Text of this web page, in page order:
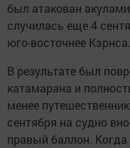
был атакован
случилась еще 4
юго-восточнее Кэрнса.
В результате был
катамарана и
менее
сентября на судно
правый баллон.